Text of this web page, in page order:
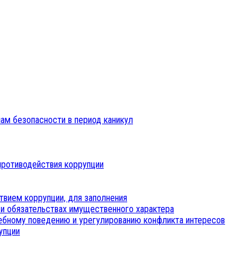
безопасности в период каникул
коррупции
коррупции, для заполнения
имущественного характера
поведению и урегулированию конфликта интересов